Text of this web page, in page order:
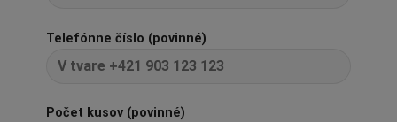
Telefónne číslo (povinné)
Počet kusov (povinné)